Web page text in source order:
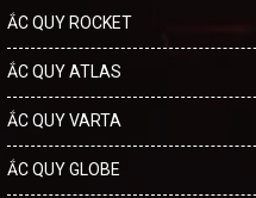
ẮC QUY ROCKET
ẮC QUY ATLAS
ẮC QUY VARTA
ẮC QUY GLOBE